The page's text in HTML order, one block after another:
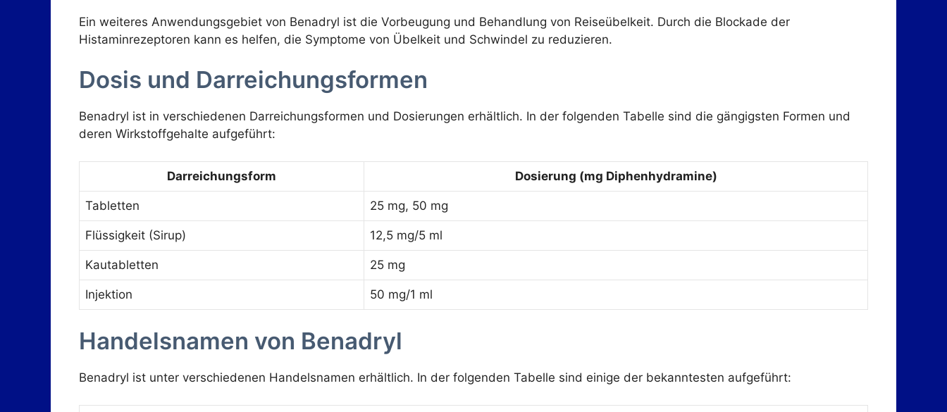
Ein weiteres Anwendungsgebiet von Benadryl ist die Vorbeugung und Behandlung von Reiseübelkeit. Durch die Blockade der
Histaminrezeptoren kann es helfen, die Symptome von Übelkeit und Schwindel zu reduzieren.
Dosis und Darreichungsformen
Benadryl ist in verschiedenen Darreichungsformen und Dosierungen erhältlich. In der folgenden Tabelle sind die gängigsten Formen und
deren Wirkstoffgehalte aufgeführt:
Darreichungsform Dosierung (mg Diphenhydramine)
Tabletten 25 mg, 50 mg
Flüssigkeit (Sirup) 12,5 mg/5 ml
Kautabletten 25 mg
Injektion 50 mg/1 ml
Handelsnamen von Benadryl
Benadryl ist unter verschiedenen Handelsnamen erhältlich. In der folgenden Tabelle sind einige der bekanntesten aufgeführt: